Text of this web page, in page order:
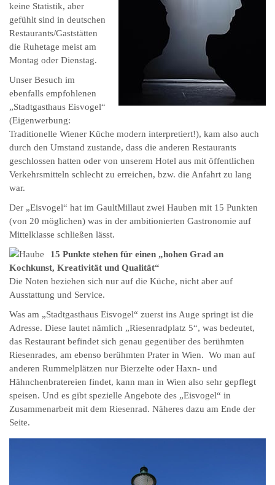
keine Statistik, aber
gefühlt sind in deutschen
Restaurants/Gaststätten
die Ruhetage meist am
Montag oder Dienstag.
Unser Besuch im
ebenfalls empfohlenen
„Stadtgasthaus Eisvogel“
(Eigenwerbung:
Traditionelle Wiener Küche modern interpretiert!), kam also auch
durch den Umstand zustande, dass die anderen Restaurants
geschlossen hatten oder von unserem Hotel aus mit öffentlichen
Verkehrsmitteln schlecht zu erreichen, bzw. die Anfahrt zu lang
war.
Der „Eisvogel“ hat im GaultMillaut zwei Hauben mit 15 Punkten
(von 20 möglichen) was in der ambitionierten Gastronomie auf
Mittelklasse schließen lässt.
15 Punkte stehen für einen „hohen Grad an
Kochkunst, Kreativität und Qualität“
Die Noten beziehen sich nur auf die Küche, nicht aber auf
Ausstattung und Service.
Was am „Stadtgasthaus Eisvogel“ zuerst ins Auge springt ist die
Adresse. Diese lautet nämlich „Riesenradplatz 5“, was bedeutet,
das Restaurant befindet sich genau gegenüber des berühmten
Riesenrades, am ebenso berühmten Prater in Wien. Wo man auf
anderen Rummelplätzen nur Bierzelte oder Haxn- und
Hähnchenbratereien findet, kann man in Wien also sehr gepflegt
speisen. Und es gibt spezielle Angebote des „Eisvogel“ in
Zusammenarbeit mit dem Riesenrad. Näheres dazu am Ende der
Seite.